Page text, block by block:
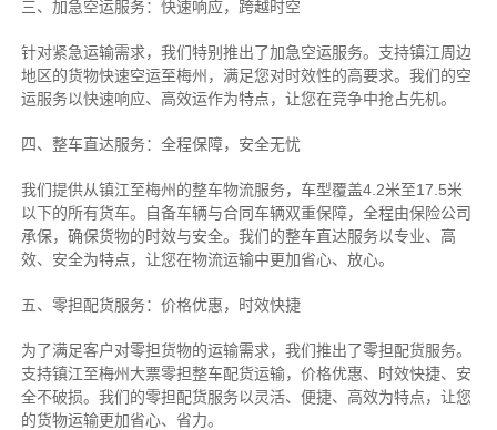
三、加急空运服务：快速响应，跨越时空
针对紧急运输需求，我们特别推出了加急空运服务。支持镇江周边
地区的货物快速空运至梅州，满足您对时效性的高要求。我们的空
运服务以快速响应、高效运作为特点，让您在竞争中抢占先机。
四、整车直达服务：全程保障，安全无忧
我们提供从镇江至梅州的整车物流服务，车型覆盖4.2米至17.5米
以下的所有货车。自备车辆与合同车辆双重保障，全程由保险公司
承保，确保货物的时效与安全。我们的整车直达服务以专业、高
效、安全为特点，让您在物流运输中更加省心、放心。
五、零担配货服务：价格优惠，时效快捷
为了满足客户对零担货物的运输需求，我们推出了零担配货服务。
支持镇江至梅州大票零担整车配货运输，价格优惠、时效快捷、安
全不破损。我们的零担配货服务以灵活、便捷、高效为特点，让您
的货物运输更加省心、省力。